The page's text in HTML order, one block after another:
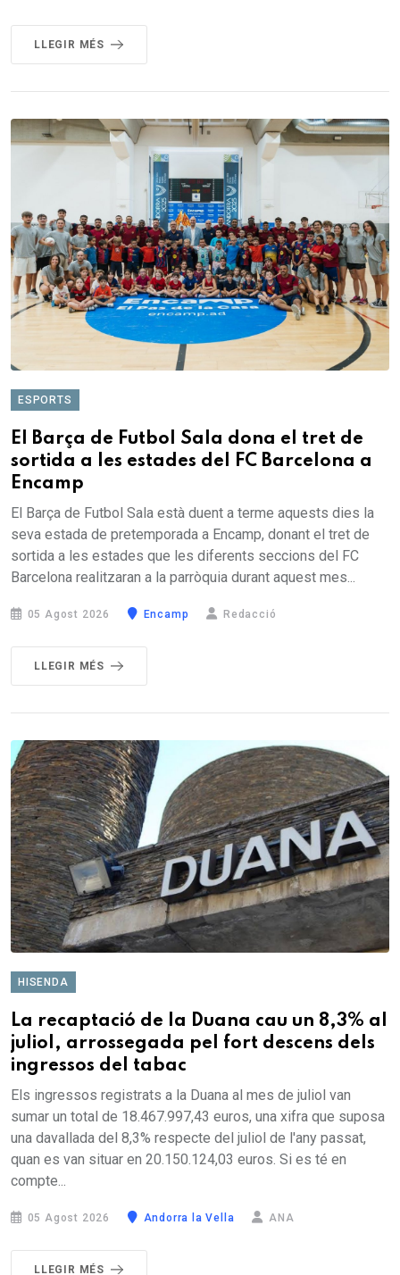
LLEGIR MÉS
ESPORTS
El Barça de Futbol Sala dona el tret de
sortida a les estades del FC Barcelona a
Encamp
El Barça de Futbol Sala està duent a terme aquests dies la
seva estada de pretemporada a Encamp, donant el tret de
sortida a les estades que les diferents seccions del FC
Barcelona realitzaran a la parròquia durant aquest mes...
05 Agost 2026 Encamp Redacció
LLEGIR MÉS
HISENDA
La recaptació de la Duana cau un 8,3% al
juliol, arrossegada pel fort descens dels
ingressos del tabac
Els ingressos registrats a la Duana al mes de juliol van
sumar un total de 18.467.997,43 euros, una xifra que suposa
una davallada del 8,3% respecte del juliol de l'any passat,
quan es van situar en 20.150.124,03 euros. Si es té en
compte...
05 Agost 2026 Andorra la Vella ANA
LLEGIR MÉS